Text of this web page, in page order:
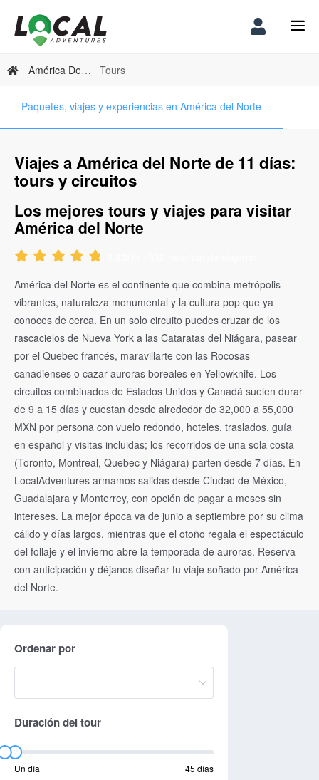
América Del Norte Tours
Paquetes, viajes y experiencias en América del Norte
Viajes a América del Norte de 11 días:
tours y circuitos
Los mejores tours y viajes para visitar
América del Norte
América del Norte es el continente que combina metrópolis
vibrantes, naturaleza monumental y la cultura pop que ya
conoces de cerca. En un solo circuito puedes cruzar de los
rascacielos de Nueva York a las Cataratas del Niágara, pasear
por el Quebec francés, maravillarte con las Rocosas
canadienses o cazar auroras boreales en Yellowknife. Los
circuitos combinados de Estados Unidos y Canadá suelen durar
de 9 a 15 días y cuestan desde alrededor de 32,000 a 55,000
MXN por persona con vuelo redondo, hoteles, traslados, guía
en español y visitas incluidas; los recorridos de una sola costa
(Toronto, Montreal, Quebec y Niágara) parten desde 7 días. En
LocalAdventures armamos salidas desde Ciudad de México,
Guadalajara y Monterrey, con opción de pagar a meses sin
intereses. La mejor época va de junio a septiembre por su clima
cálido y días largos, mientras que el otoño regala el espectáculo
del follaje y el invierno abre la temporada de auroras. Reserva
con anticipación y déjanos diseñar tu viaje soñado por América
del Norte.
Ordenar por
Duración del tour
Un día 45 días